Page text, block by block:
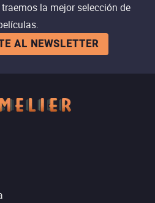
la mejor selección de
AL NEWSLETTER